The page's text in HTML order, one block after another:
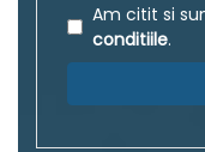
Am citit si
conditiile.